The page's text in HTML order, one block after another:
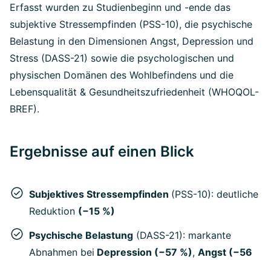
Erfasst wurden zu Studienbeginn und -ende das
subjektive Stressempfinden (PSS-10), die psychische
Belastung in den Dimensionen Angst, Depression und
Stress (DASS-21) sowie die psychologischen und
physischen Domänen des Wohlbefindens und die
Lebensqualität & Gesundheitszufriedenheit (WHOQOL-
BREF).
Ergebnisse auf einen Blick
Subjektives Stressempfinden (PSS-10): deutliche
Reduktion (−15 %)
Psychische Belastung (DASS-21): markante
Abnahmen bei Depression (−57 %), Angst (−56